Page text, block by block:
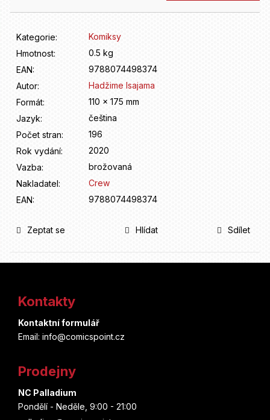
Kategorie:
Komiksy
Hmotnost:
0.5 kg
EAN:
9788074498374
Autor:
Hadžime Isajama
Formát:
110 x 175 mm
Jazyk:
čeština
Počet stran:
196
Rok vydání:
2020
Vazba:
brožovaná
Nakladatel:
Crew
EAN: 9788074498374
Zeptat se Hlídat Sdílet
r
u
č
u
e
m
e
Kontakty
Kontaktní formulář
Email: info@comicspoint.cz
Prodejny
NC Palladium
Pondělí - Neděle, 9:00 - 21:00